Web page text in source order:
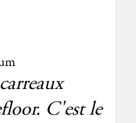
C'est le